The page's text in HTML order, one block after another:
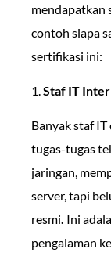
mendapatkan
contoh siapa
sertifikasi ini:
1.Staf IT
Banyak staf
tugas-tugas
jaringan,
server, tapi
resmi. Ini
pengalaman